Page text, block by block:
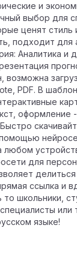
роль в
развитии
значительными
включая
его важным
туристического
и
выбор для
ценят стиль
подходит для
Аналитика и
возможна
PDF. В
оформление
любом
для
ссылка и
школьники,
языке!